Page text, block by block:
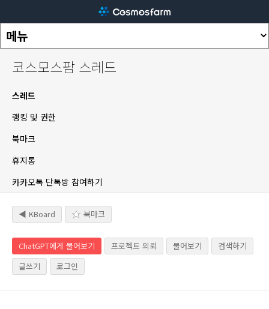
코스모스팜 스레드
스레드
랭킹 및 권한
북마크
휴지통
카카오톡 단톡방 참여하기
◀ KBoard 북마크
ChatGPT에게 물어보기 프로젝트 의뢰 물어보기
검색하기
글쓰기
로그인